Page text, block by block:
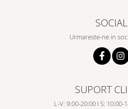
SOCIAL
Urmareste-ne in
SUPORT
L-V: 9:00-20:00 I S: 10:00-